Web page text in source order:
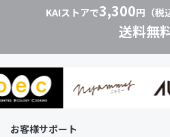
KAIストアで3,300円（税
送料無
お客様サポート